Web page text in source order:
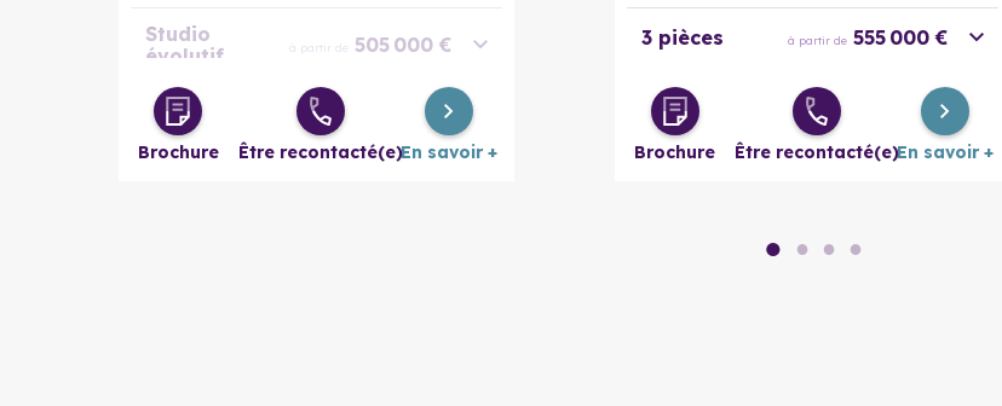
Studio
évolutif
à partir de 505 000 €
2 pièces à partir de 542 000 €
868 000 €
Brochure Être recontacté(e)En savoir +
3 pièces à partir de 555 000 €
Brochure Être recontacté(e)En savoir +
● ● ● ●